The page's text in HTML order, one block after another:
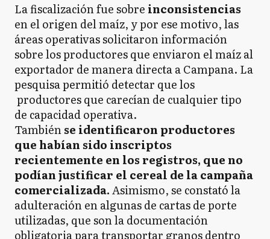
La fiscalización fue sobre inconsistencias
en el origen del maíz, y por ese motivo, las
áreas operativas solicitaron información
sobre los productores que enviaron el maíz al
exportador de manera directa a Campana. La
pesquisa permitió detectar que los
productores que carecían de cualquier tipo
de capacidad operativa.
Tambiénse identificaron productores
que habían sido inscriptos
recientemente en los registros, que no
podían justificar el cereal de la campaña
comercializada.Asimismo, se constató la
adulteración en algunas de cartas de porte
utilizadas, que son la documentación
obligatoria para transportar granos dentro